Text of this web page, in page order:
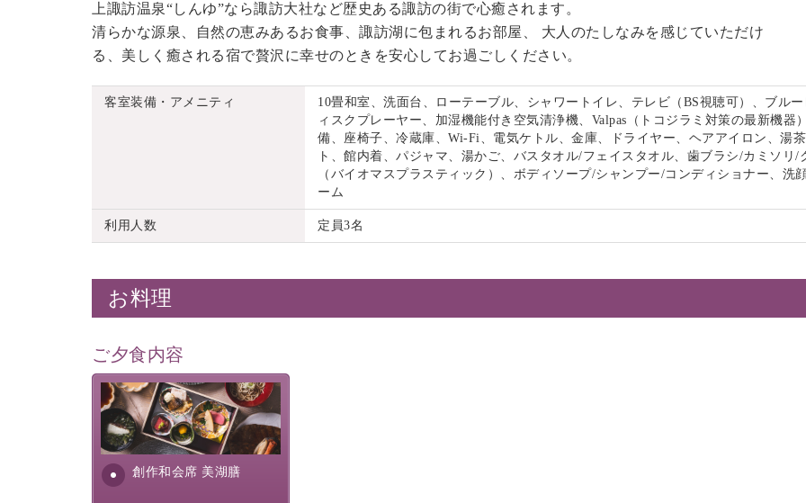
上諏訪温泉“しんゆ”なら諏訪大社など歴史ある諏訪の街で心癒されます。
清らかな源泉、自然の恵みあるお食事、諏訪湖に包まれるお部屋、 大人のたしなみを感じていただけ
る、美しく癒される宿で贅沢に幸せのときを安心してお過ごしください。
客室装備・アメニティ
10畳和室、洗面台、ローテーブル、シャワートイレ、テレビ（BS視聴可）、ブル
ィスクプレーヤー、加湿機能付き空気清浄機、Valpas（トコジラミ対策の最新機器
備、座椅子、冷蔵庫、Wi-Fi、電気ケトル、金庫、ドライヤー、ヘアアイロン、湯
ト、館内着、パジャマ、湯かご、バスタオル/フェイスタオル、歯ブラシ/カミソリ/
（バイオマスプラスティック）、ボディソープ/シャンプー/コンディショナー、洗
ーム
利用人数 定員3名
お料理
ご夕食内容
創作和会席 美湖膳
美湖膳とは諏訪の地で特別を
提供する為に料理長・神原 裕
明が考え出した創作和会席で
す。美しい諏訪湖の幸...